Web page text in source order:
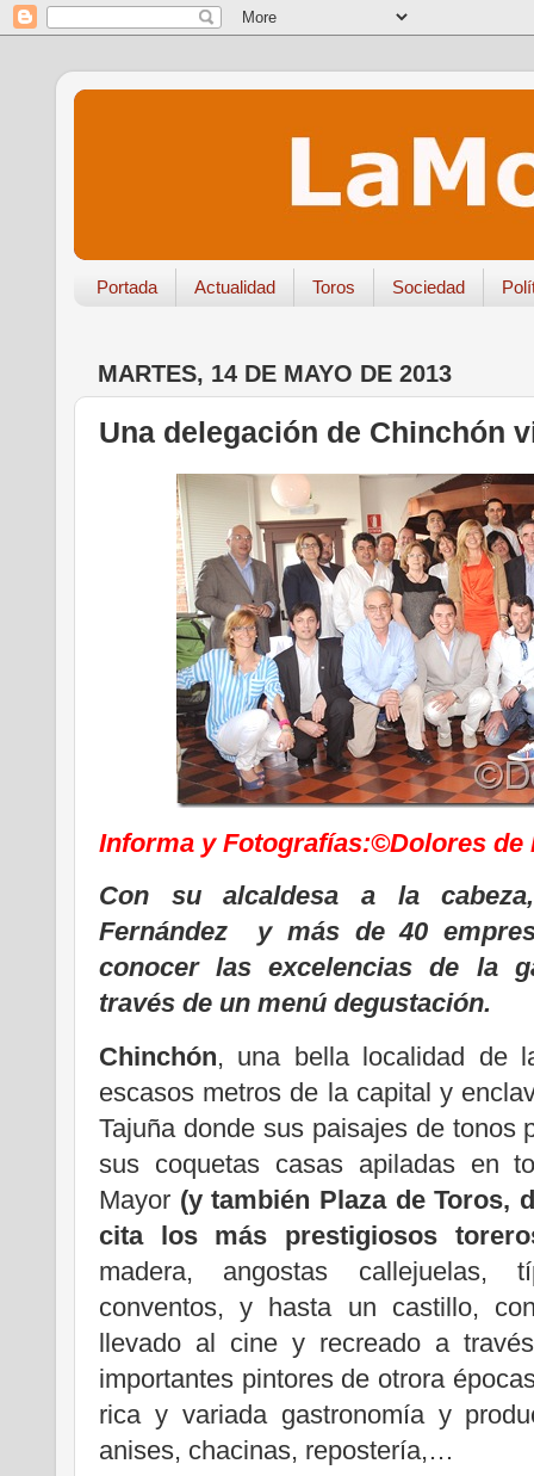
Portada Actualidad Toros Sociedad
MARTES, 14 DE MAYO DE 2013
Una delegación de Chinchón
Informa y Fotografías:©Dolores de
Con su alcaldesa a la
Fernández y más de 40
conocer las excelencias de la
través de un menú degustación.
Chinchón, una bella localidad de
escasos metros de la capital y
Tajuña donde sus paisajes de tonos
sus coquetas casas apiladas en
Mayor (y también Plaza de Toros,
cita los más prestigiosos
madera, angostas callejuelas,
conventos, y hasta un castillo,
llevado al cine y recreado a
importantes pintores de otrora
rica y variada gastronomía y
anises, chacinas, repostería,…